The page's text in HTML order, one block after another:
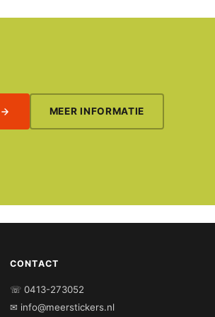
MEER INFORMATIE
CONTACT
☏ 0413-273052
✉ info@meerstickers.nl